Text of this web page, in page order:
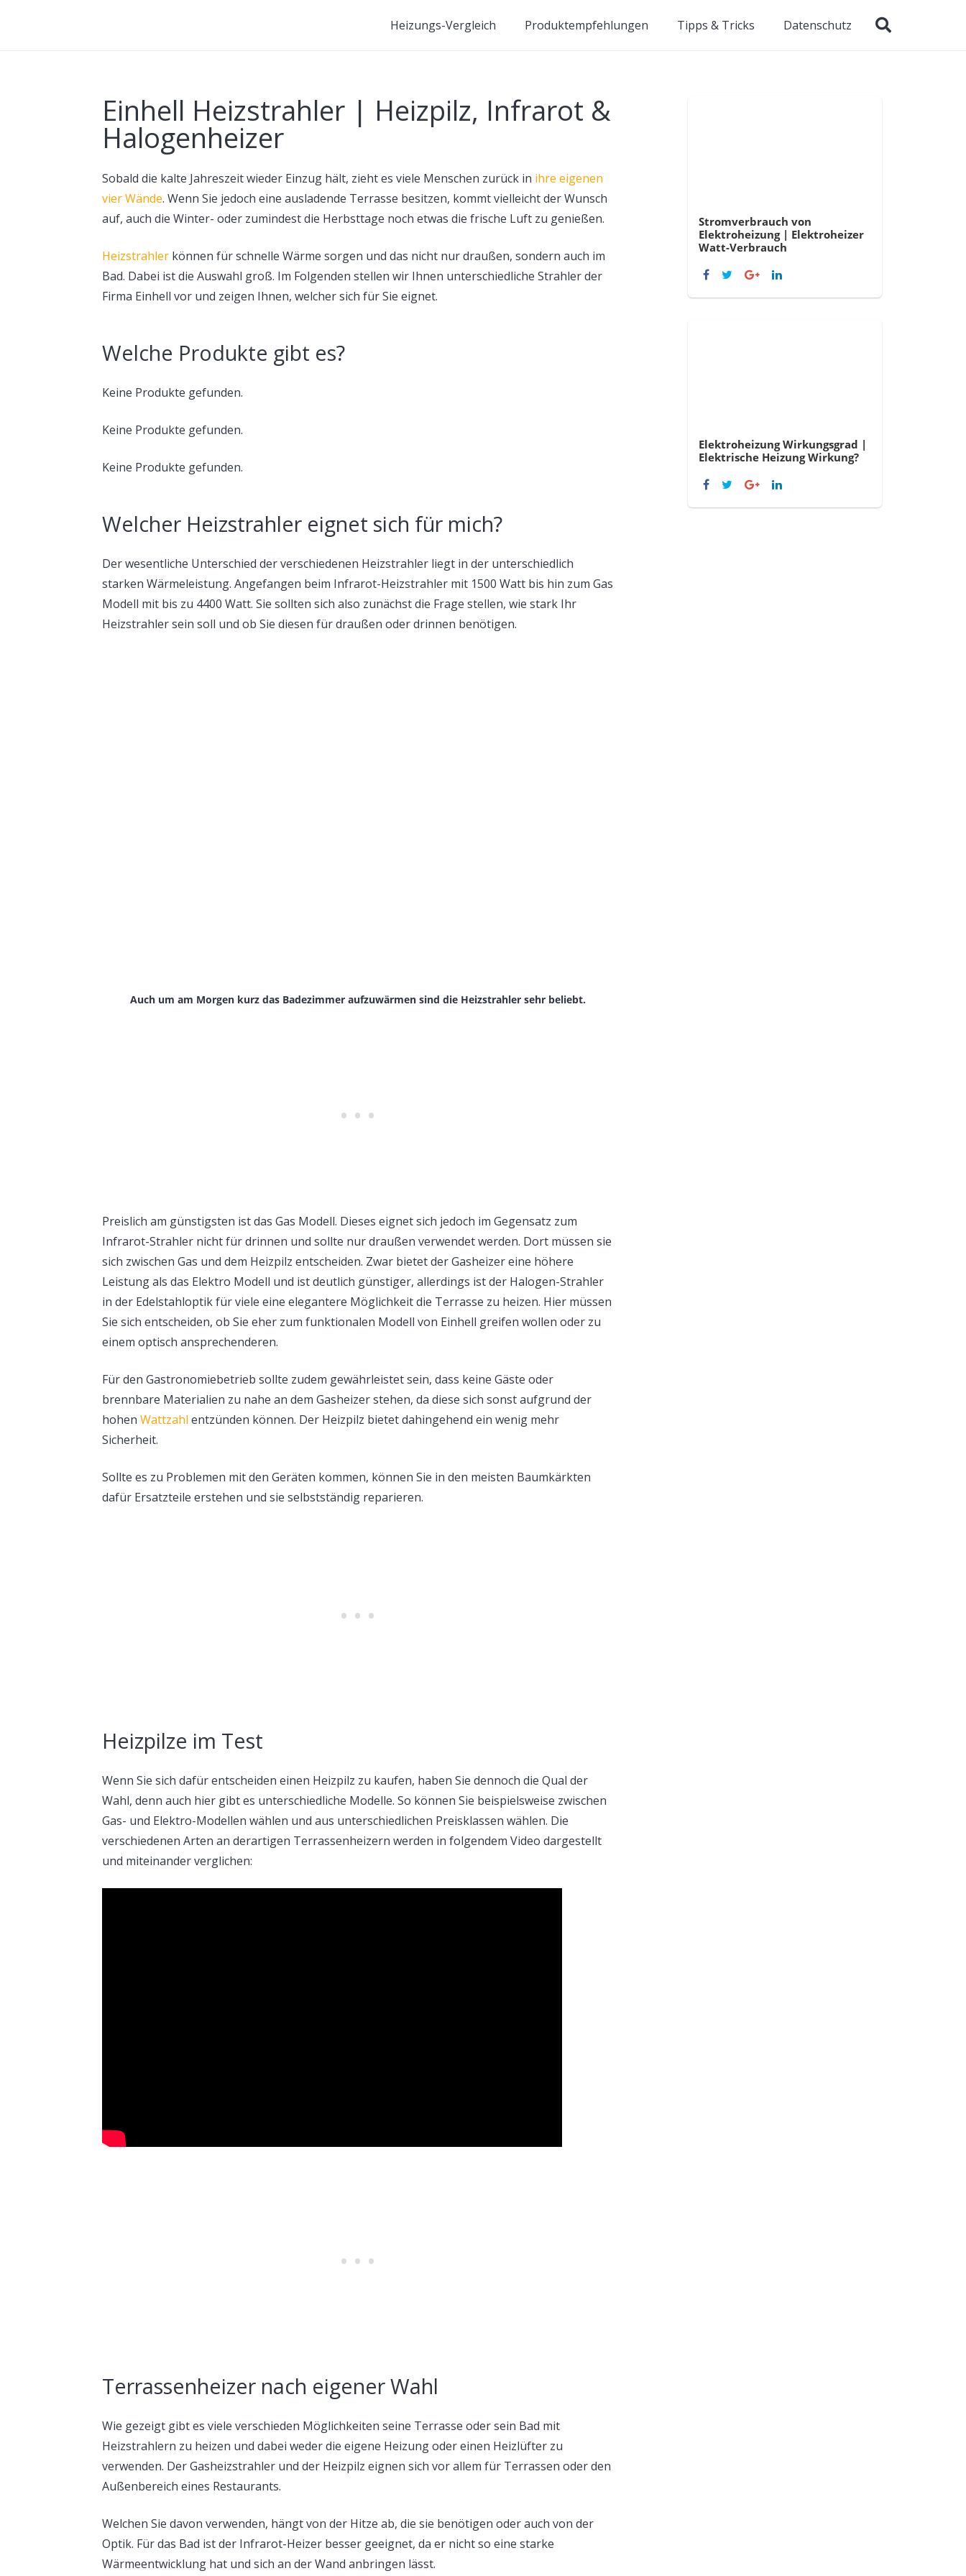
Heizungs-Vergleich Produktempfehlungen Tipps & Tricks Datenschutz
Einhell Heizstrahler | Heizpilz, Infrarot &
Halogenheizer
Sobald die kalte Jahreszeit wieder Einzug hält, zieht es viele Menschen zurück in ihre eigenen
vier Wände. Wenn Sie jedoch eine ausladende Terrasse besitzen, kommt vielleicht der Wunsch
auf, auch die Winter- oder zumindest die Herbsttage noch etwas die frische Luft zu genießen.
Heizstrahler können für schnelle Wärme sorgen und das nicht nur draußen, sondern auch im
Bad. Dabei ist die Auswahl groß. Im Folgenden stellen wir Ihnen unterschiedliche Strahler der
Firma Einhell vor und zeigen Ihnen, welcher sich für Sie eignet.
Welche Produkte gibt es?
Keine Produkte gefunden.
Keine Produkte gefunden.
Keine Produkte gefunden.
Welcher Heizstrahler eignet sich für mich?
Der wesentliche Unterschied der verschiedenen Heizstrahler liegt in der unterschiedlich
starken Wärmeleistung. Angefangen beim Infrarot-Heizstrahler mit 1500 Watt bis hin zum Gas
Modell mit bis zu 4400 Watt. Sie sollten sich also zunächst die Frage stellen, wie stark Ihr
Heizstrahler sein soll und ob Sie diesen für draußen oder drinnen benötigen.
Auch um am Morgen kurz das Badezimmer aufzuwärmen sind die Heizstrahler sehr beliebt.
Preislich am günstigsten ist das Gas Modell. Dieses eignet sich jedoch im Gegensatz zum
Infrarot-Strahler nicht für drinnen und sollte nur draußen verwendet werden. Dort müssen sie
sich zwischen Gas und dem Heizpilz entscheiden. Zwar bietet der Gasheizer eine höhere
Leistung als das Elektro Modell und ist deutlich günstiger, allerdings ist der Halogen-Strahler
in der Edelstahloptik für viele eine elegantere Möglichkeit die Terrasse zu heizen. Hier müssen
Sie sich entscheiden, ob Sie eher zum funktionalen Modell von Einhell greifen wollen oder zu
einem optisch ansprechenderen.
Für den Gastronomiebetrieb sollte zudem gewährleistet sein, dass keine Gäste oder
brennbare Materialien zu nahe an dem Gasheizer stehen, da diese sich sonst aufgrund der
hohen Wattzahl entzünden können. Der Heizpilz bietet dahingehend ein wenig mehr
Sicherheit.
Sollte es zu Problemen mit den Geräten kommen, können Sie in den meisten Baumkärkten
dafür Ersatzteile erstehen und sie selbstständig reparieren.
Heizpilze im Test
Wenn Sie sich dafür entscheiden einen Heizpilz zu kaufen, haben Sie dennoch die Qual der
Wahl, denn auch hier gibt es unterschiedliche Modelle. So können Sie beispielsweise zwischen
Gas- und Elektro-Modellen wählen und aus unterschiedlichen Preisklassen wählen. Die
verschiedenen Arten an derartigen Terrassenheizern werden in folgendem Video dargestellt
und miteinander verglichen:
Terrassenheizer nach eigener Wahl
Wie gezeigt gibt es viele verschieden Möglichkeiten seine Terrasse oder sein Bad mit
Heizstrahlern zu heizen und dabei weder die eigene Heizung oder einen Heizlüfter zu
verwenden. Der Gasheizstrahler und der Heizpilz eignen sich vor allem für Terrassen oder den
Außenbereich eines Restaurants.
Welchen Sie davon verwenden, hängt von der Hitze ab, die sie benötigen oder auch von der
Optik. Für das Bad ist der Infrarot-Heizer besser geeignet, da er nicht so eine starke
Wärmeentwicklung hat und sich an der Wand anbringen lässt.
Stromverbrauch von
Elektroheizung | Elektroheizer
Watt-Verbrauch
Elektroheizung Wirkungsgrad |
Elektrische Heizung Wirkung?